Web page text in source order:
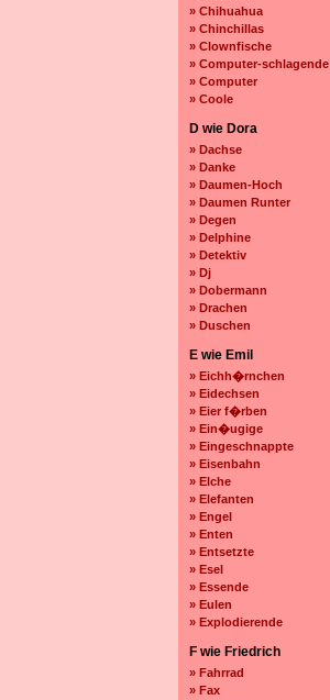
» Chihuahua
» Chinchillas
» Clownfische
» Computer-schlagende
» Computer
» Coole
D wie Dora
» Dachse
» Danke
» Daumen-Hoch
» Daumen Runter
» Degen
» Delphine
» Detektiv
» Dj
» Dobermann
» Drachen
» Duschen
E wie Emil
» Eichh�rnchen
» Eidechsen
» Eier f�rben
» Ein�ugige
» Eingeschnappte
» Eisenbahn
» Elche
» Elefanten
» Engel
» Enten
» Entsetzte
» Esel
» Essende
» Eulen
» Explodierende
F wie Friedrich
» Fahrrad
» Fax